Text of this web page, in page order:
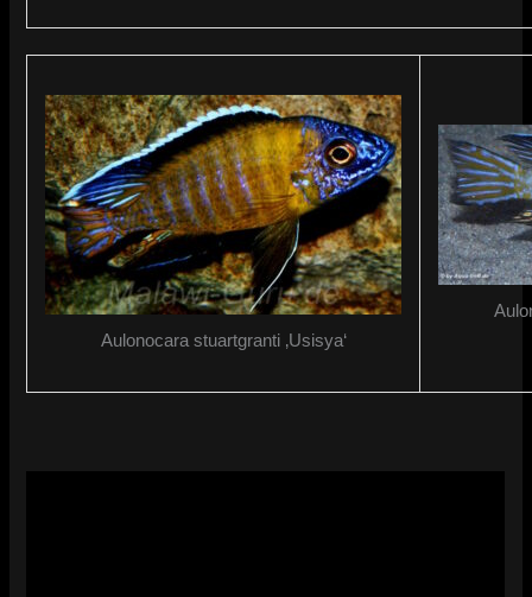
Aulonocara stuartgranti ‚Usisya‘